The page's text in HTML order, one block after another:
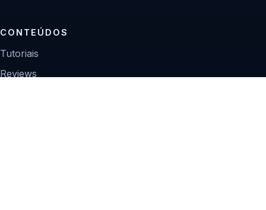
CONTEÚDOS
Tutoriais
Reviews